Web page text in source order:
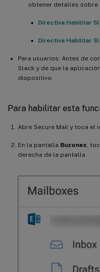
obtener detalles sobre
Directiva Habilitar
Directiva Habilitar
Para usuarios: Antes de
Slack y de que la
dispositivo.
Para habilitar esta
Abre Secure Mail y toca el
En la pantalla Buzones ,
derecha de la pantalla.